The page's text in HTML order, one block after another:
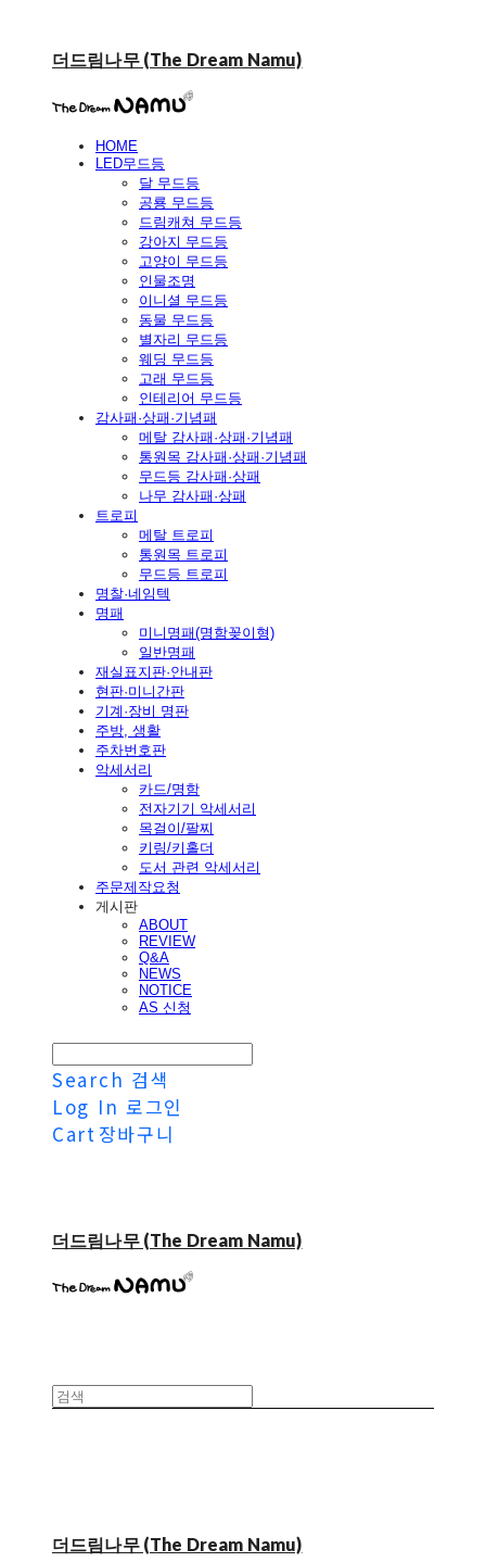
더드림나무 (The Dream Namu)
HOME
LED무드등
달 무드등
공룡 무드등
드림캐쳐 무드등
강아지 무드등
고양이 무드등
인물조명
이니셜 무드등
동물 무드등
별자리 무드등
웨딩 무드등
고래 무드등
인테리어 무드등
감사패·상패·기념패
메탈 감사패·상패·기념패
통원목 감사패·상패·기념패
무드등 감사패·상패
나무 감사패·상패
트로피
메탈 트로피
통원목 트로피
무드등 트로피
명찰·네임텍
명패
미니명패(명함꽂이형)
일반명패
재실표지판·안내판
현판·미니간판
기계·장비 명판
주방, 생활
주차번호판
악세서리
카드/명함
전자기기 악세서리
목걸이/팔찌
키링/키홀더
도서 관련 악세서리
주문제작요청
게시판
ABOUT
REVIEW
Q&A
NEWS
NOTICE
AS 신청
Search 검색
Log In 로그인
Cart 장바구니
더드림나무 (The Dream Namu)
더드림나무 (The Dream Namu)